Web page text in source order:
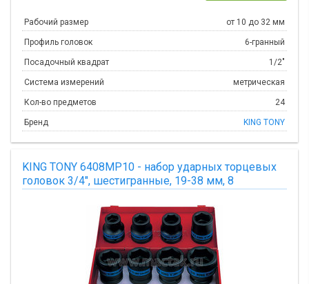
Рабочий размер от 10 до 32 мм
Профиль головок 6-гранный
Посадочный квадрат 1/2"
Система измерений метрическая
Кол-во предметов 24
Бренд KING TONY
KING TONY 6408MP10 - набор ударных торцевых
головок 3/4", шестигранные, 19-38 мм, 8